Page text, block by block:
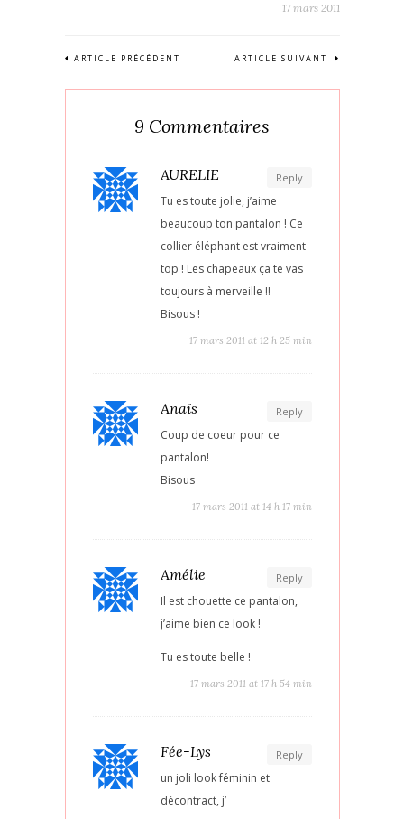
17 mars 2011
ARTICLE PRÉCÉDENT ARTICLE SUIVANT
9 Commentaires
Reply
AURELIE
Tu es toute jolie, j’aime
beaucoup ton pantalon ! Ce
collier éléphant est vraiment
top ! Les chapeaux ça te vas
toujours à merveille !!
Bisous !
17 mars 2011 at 12 h 25 min
Reply
Anaïs
Coup de coeur pour ce
pantalon!
Bisous
17 mars 2011 at 14 h 17 min
Reply
Amélie
Il est chouette ce pantalon,
j’aime bien ce look !
Tu es toute belle !
17 mars 2011 at 17 h 54 min
Reply
Fée-Lys
un joli look féminin et
décontract, j’